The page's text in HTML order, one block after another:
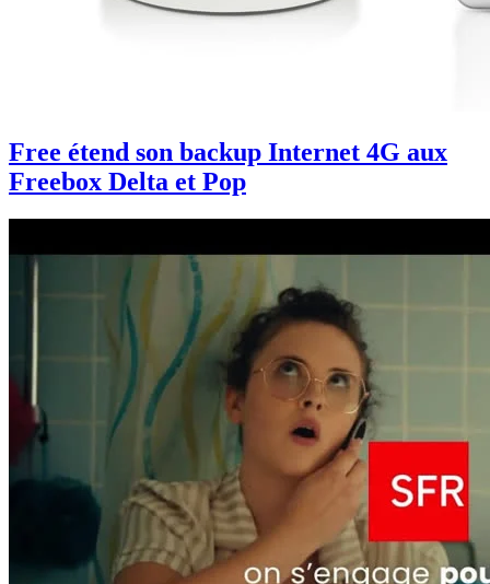
Free étend son backup Internet 4G aux
Freebox Delta et Pop